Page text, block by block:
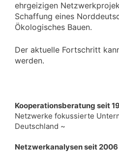
ehrgeizigen
Schaffung eines
Ökologisches Bauen.
Der aktuelle Fortschritt
werden.
Kooperationsberatung seit
Netzwerke fokussierte
Deutschland ~
Netzwerkanalysen seit 2006